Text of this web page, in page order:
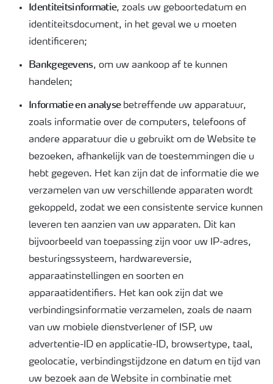
Identiteitsinformatie, zoals uw geboortedatum en
identiteitsdocument, in het geval we u moeten
identificeren;
Bankgegevens, om uw aankoop af te kunnen
handelen;
Informatie en analysebetreffende uw apparatuur,
zoals informatie over de computers, telefoons of
andere apparatuur die u gebruikt om de Website te
bezoeken, afhankelijk van de toestemmingen die u
hebt gegeven. Het kan zijn dat de informatie die we
verzamelen van uw verschillende apparaten wordt
gekoppeld, zodat we een consistente service kunnen
leveren ten aanzien van uw apparaten. Dit kan
bijvoorbeeld van toepassing zijn voor uw IP-adres,
besturingssysteem, hardwareversie,
apparaatinstellingen en soorten en
apparaatidentifiers. Het kan ook zijn dat we
verbindingsinformatie verzamelen, zoals de naam
van uw mobiele dienstverlener of ISP, uw
advertentie-ID en applicatie-ID, browsertype, taal,
geolocatie, verbindingstijdzone en datum en tijd van
uw bezoek aan de Website in combinatie met